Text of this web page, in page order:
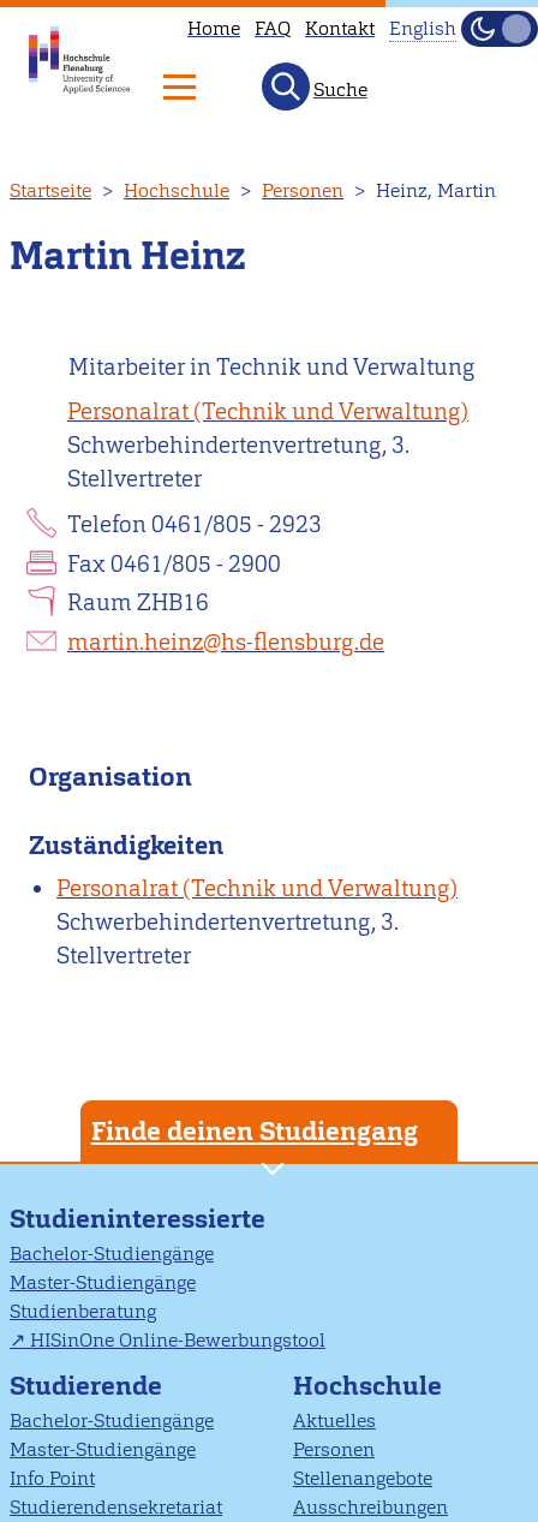
zum
Inhalt
Home FAQ Kontakt
not
to
our
English
English
Hell
Suche
Startseite Hochschule Personen Heinz, Martin
Martin Heinz
Mitarbeiter in Technik und Verwaltung
Personalrat (Technik und Verwaltung)
Schwerbehindertenvertretung, 3.
Stellvertreter
Telefon 0461/805 - 2923
Fax 0461/805 - 2900
Raum ZHB16
martin.heinz@hs-flensburg.de
Organisation
Zuständigkeiten
Personalrat (Technik und Verwaltung)
Schwerbehindertenvertretung, 3.
Stellvertreter
Finde deinen Studiengang
Studieninteressierte
Bachelor-Studiengänge
Master-Studiengänge
Studienberatung
HISinOne Online-Bewerbungstool
Studierende
Bachelor-Studiengänge
Master-Studiengänge
Info Point
Studierendensekretariat
Hochschule
Aktuelles
Personen
Stellenangebote
Ausschreibungen